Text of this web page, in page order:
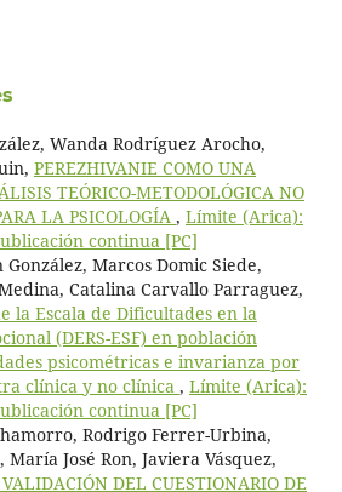
Wanda Rodríguez Arocho,
PEREZHIVANIE COMO UNA
TEÓRICO-METODOLÓGICA NO
LA PSICOLOGÍA , Límite (Arica):
continua [PC]
Marcos Domic Siede,
Catalina Carvallo Parraguez,
la Escala de Dificultades en la
(DERS-ESF) en población
psicométricas e invarianza por
clínica y no clínica , Límite (Arica):
continua [PC]
Rodrigo Ferrer-Urbina,
José Ron, Javiera Vásquez,
DEL CUESTIONARIO DE